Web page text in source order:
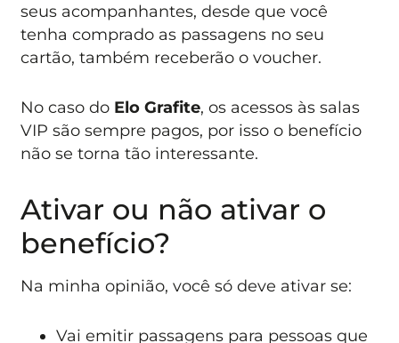
seus acompanhantes, desde que você
tenha comprado as passagens no seu
cartão, também receberão o voucher.
No caso do Elo Grafite, os acessos às salas
VIP são sempre pagos, por isso o benefício
não se torna tão interessante.
Ativar ou não ativar o
benefício?
Na minha opinião, você só deve ativar se:
Vai emitir passagens para pessoas que